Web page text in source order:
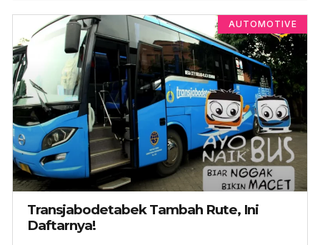
AUTOMOTIVE
Transjabodetabek Tambah Rute, Ini
Daftarnya!